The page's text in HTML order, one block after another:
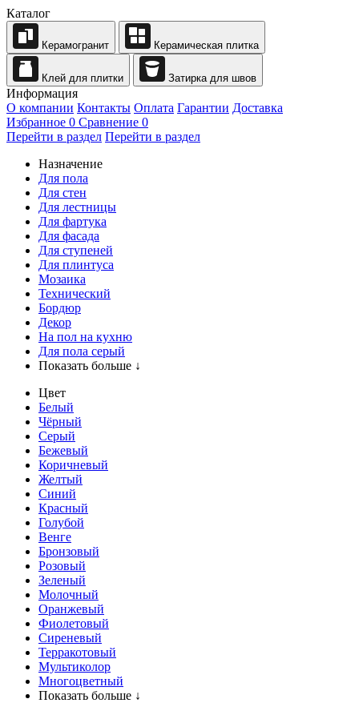
Каталог
Керамогранит Керамическая плитка
Клей для плитки Затирка для швов
Информация
О компании Контакты Оплата Гарантии Доставка
Избранное 0 Сравнение 0
Перейти в раздел Перейти в раздел
Назначение
Для пола
Для стен
Для лестницы
Для фартука
Для фасада
Для ступеней
Для плинтуса
Мозаика
Технический
Бордюр
Декор
На пол на кухню
Для пола серый
Показать больше ↓
Цвет
Белый
Чёрный
Серый
Бежевый
Коричневый
Желтый
Синий
Красный
Голубой
Венге
Бронзовый
Розовый
Зеленый
Молочный
Оранжевый
Фиолетовый
Сиреневый
Терракотовый
Мультиколор
Многоцветный
Показать больше ↓